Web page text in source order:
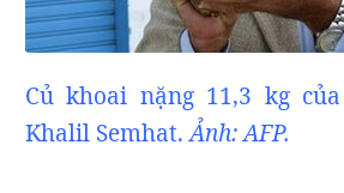
Củ khoai nặng 11,3 kg
Khalil Semhat.Ảnh: AFP.